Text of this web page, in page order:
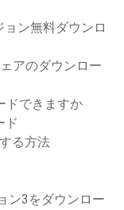
ン無料ダウンロ
アのダウンロー
ドできますか
ド
る方法
ン3をダウンロー